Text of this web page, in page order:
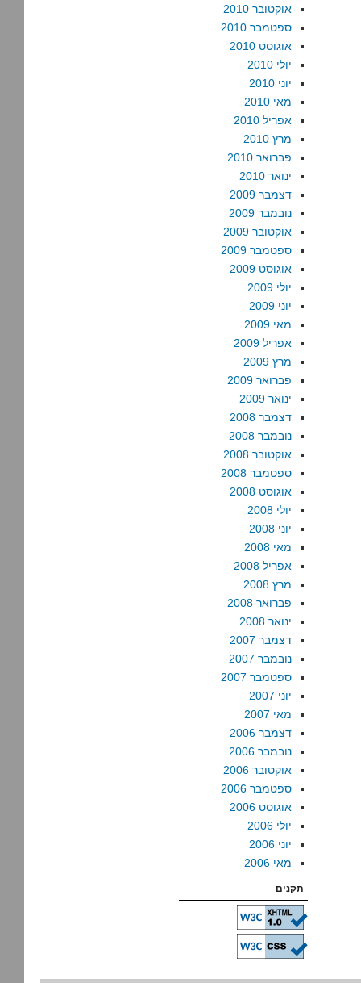
אוקטובר 2010
ספטמבר 2010
אוגוסט 2010
יולי 2010
יוני 2010
מאי 2010
אפריל 2010
מרץ 2010
פברואר 2010
ינואר 2010
דצמבר 2009
נובמבר 2009
אוקטובר 2009
ספטמבר 2009
אוגוסט 2009
יולי 2009
יוני 2009
מאי 2009
אפריל 2009
מרץ 2009
פברואר 2009
ינואר 2009
דצמבר 2008
נובמבר 2008
אוקטובר 2008
ספטמבר 2008
אוגוסט 2008
יולי 2008
יוני 2008
מאי 2008
אפריל 2008
מרץ 2008
פברואר 2008
ינואר 2008
דצמבר 2007
נובמבר 2007
ספטמבר 2007
יוני 2007
מאי 2007
דצמבר 2006
נובמבר 2006
אוקטובר 2006
ספטמבר 2006
אוגוסט 2006
יולי 2006
יוני 2006
מאי 2006
תקנים